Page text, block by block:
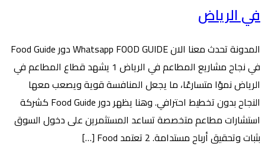
في الرياض
المدونة تحدث معنا الان Whatsapp FOOD GUIDE دور Food Guide
في نجاح مشاريع المطاعم في الرياض 1 يشهد قطاع المطاعم في
الرياض نموًا متسارعًا، ما يجعل المنافسة قوية ويصعب معها
النجاح بدون تخطيط احترافي. وهنا يظهر دور Food Guide كشركة
استشارات مطاعم متخصصة تساعد المستثمرين على دخول السوق
بثبات وتحقيق أرباح مستدامة. 2 تعتمد Food […]